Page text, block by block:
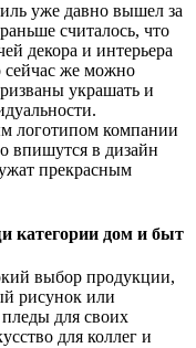
уже давно вышел за
считалось, что
декора и интерьера
же можно
украшать и
логотипом компании
впишутся в дизайн
прекрасным
категории дом и быт
выбор продукции,
рисунок или
для своих
для коллег и